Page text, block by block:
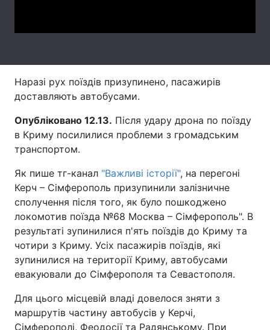
Послуги
Тема оформлення
Наразі рух поїздів призупинено, пасажирів
доставляють автобусами.
Опубліковано 12.13. Після удару дрона по поїзду
в Криму посилилися проблеми з громадським
транспортом.
Як пише тг-канал "Важливі історії", на перегоні
Керч – Сімферополь призупинили залізничне
сполучення після того, як було пошкоджено
локомотив поїзда №68 Москва – Сімферополь". В
результаті зупинилися п'ять поїздів до Криму та
чотири з Криму. Усіх пасажирів поїздів, які
зупинилися на території Криму, автобусами
евакуювали до Сімферополя та Севастополя.
Для цього місцевій владі довелося зняти з
маршрутів частину автобусів у Керчі,
Сімферополі, Феодосії та Радянському. При